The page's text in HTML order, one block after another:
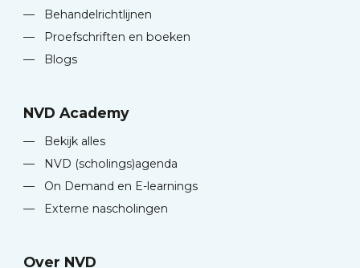
—
Behandelrichtlijnen
—
Proefschriften en boeken
—
Blogs
NVD Academy
—
Bekijk alles
—
NVD (scholings)agenda
—
On Demand en E-learnings
—
Externe nascholingen
Over NVD